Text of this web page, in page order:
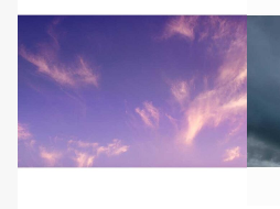
無料ダウンロード